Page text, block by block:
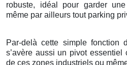
robuste, idéal pour garder
même par ailleurs tout parking
Par-delà cette simple fonction
s’avère aussi un pivot essentiel
de ces zones industriels ou